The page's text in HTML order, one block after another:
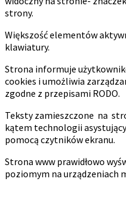
strony.
Większość elementów
klawiatury.
Strona informuje
cookies i umożliwia
zgodne z przepisami RODO.
Teksty zamieszczone na
kątem technologii
pomocą czytników ekranu.
Strona www prawidłowo
poziomym na urządzeniach